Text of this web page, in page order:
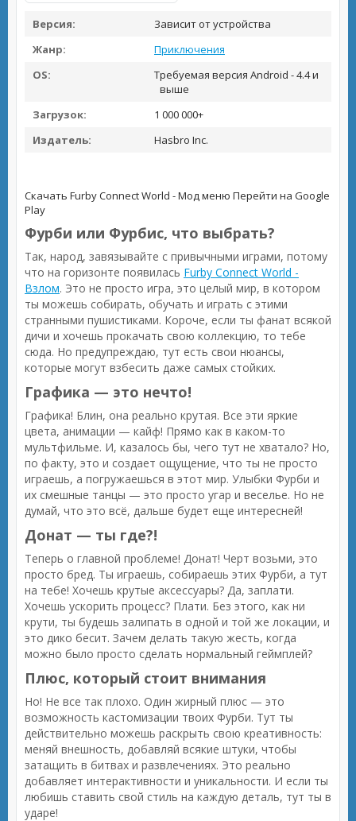
Версия:
Зависит от устройства
Жанр:
Приключения
OS:
Требуемая версия Android - 4.4 и
выше
Загрузок:
1 000 000+
Издатель:
Hasbro Inc.
Скачать Furby Connect World - Мод меню Перейти на Google
Play
Фурби или Фурбис, что выбрать?
Так, народ, завязывайте с привычными играми, потому
что на горизонте появилась Furby Connect World -
Взлом. Это не просто игра, это целый мир, в котором
ты можешь собирать, обучать и играть с этими
странными пушистиками. Короче, если ты фанат всякой
дичи и хочешь прокачать свою коллекцию, то тебе
сюда. Но предупреждаю, тут есть свои нюансы,
которые могут взбесить даже самых стойких.
Графика — это нечто!
Графика! Блин, она реально крутая. Все эти яркие
цвета, анимации — кайф! Прямо как в каком-то
мультфильме. И, казалось бы, чего тут не хватало? Но,
по факту, это и создает ощущение, что ты не просто
играешь, а погружаешься в этот мир. Улыбки Фурби и
их смешные танцы — это просто угар и веселье. Но не
думай, что это всё, дальше будет еще интересней!
Донат — ты где?!
Теперь о главной проблеме! Донат! Черт возьми, это
просто бред. Ты играешь, собираешь этих Фурби, а тут
на тебе! Хочешь крутые аксессуары? Да, заплати.
Хочешь ускорить процесс? Плати. Без этого, как ни
крути, ты будешь залипать в одной и той же локации, и
это дико бесит. Зачем делать такую жесть, когда
можно было просто сделать нормальный геймплей?
Плюс, который стоит внимания
Но! Не все так плохо. Один жирный плюс — это
возможность кастомизации твоих Фурби. Тут ты
действительно можешь раскрыть свою креативность:
меняй внешность, добавляй всякие штуки, чтобы
затащить в битвах и развлечениях. Это реально
добавляет интерактивности и уникальности. И если ты
любишь ставить свой стиль на каждую деталь, тут ты в
ударе!